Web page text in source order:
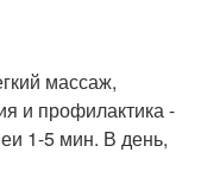
массаж,
и профилактика -
1-5 мин. В день,